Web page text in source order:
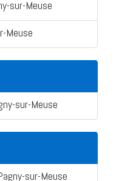
sur-Meuse
Meuse
sur-Meuse
sur-Meuse